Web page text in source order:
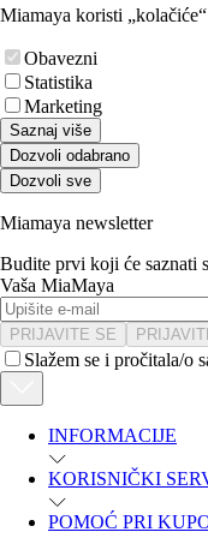
Miamaya koristi
Obavezni
Statistika
Marketing
Saznaj više
Dozvoli odabrano
Dozvoli sve
Miamaya newsletter
Budite prvi koji će saznati
Vaša MiaMaya
PRIJAVITE SE
Slažem se i pročitala/o
INFORMACIJE
KORISNIČKI
POMOĆ PRI